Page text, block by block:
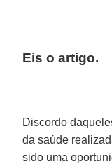
Eis o artigo.
Discordo
da saúde
sido uma